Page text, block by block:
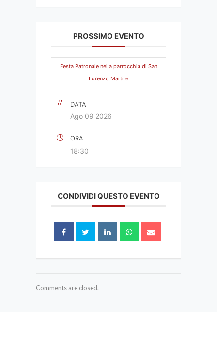
PROSSIMO EVENTO
Festa Patronale nella parrocchia di San
Lorenzo Martire
DATA
Ago 09 2026
ORA
18:30
CONDIVIDI QUESTO EVENTO
Comments are closed.